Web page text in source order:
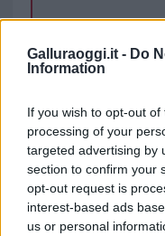
Galluraoggi.it - Do
Information
If you wish to opt-out
processing of your
targeted advertising by
section to confirm your
opt-out request is
interest-based ads
us or personal
Puoi abbonarti
cliccandoqui
Sei già
Puoi effettuare
sezioneLogin
cliccandoqui